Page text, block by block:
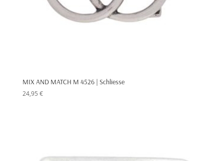
MIX AND MATCH M 4526 | Schliesse
24,95 €